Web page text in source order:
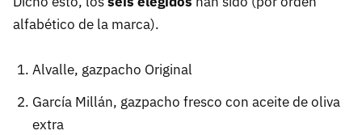
alfabético de la marca).
Alvalle, gazpacho Original
García Millán, gazpacho fresco con aceite de oliva
extra